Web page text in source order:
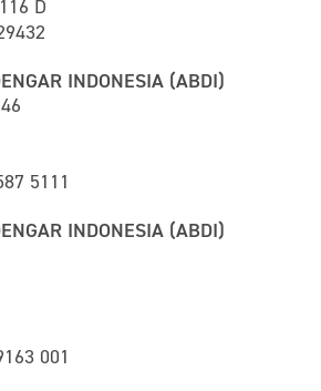
D
INDONESIA (ABDI)
5111
INDONESIA (ABDI)
001